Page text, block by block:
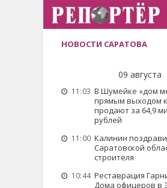
НОВОСТИ САРАТОВА
09 августа
11:03 В Шумейке «дом
прямым выходом к
продают за 64,9
рублей
11:00 Калинин
Саратовской
строителя
10:44 Реставрация
Дома офицеров в